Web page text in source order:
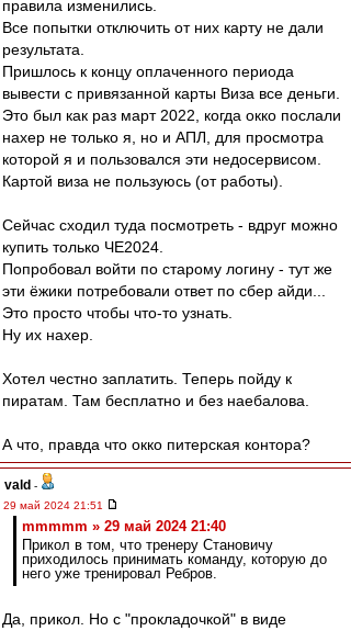
правила изменились.
Все попытки отключить от них карту не дали
результата.
Пришлось к концу оплаченного периода
вывести с привязанной карты Виза все деньги.
Это был как раз март 2022, когда окко послали
нахер не только я, но и АПЛ, для просмотра
которой я и пользовался эти недосервисом.
Картой виза не пользуюсь (от работы).
Сейчас сходил туда посмотреть - вдруг можно
купить только ЧЕ2024.
Попробовал войти по старому логину - тут же
эти ёжики потребовали ответ по сбер айди...
Это просто чтобы что-то узнать.
Ну их нахер.
Хотел честно заплатить. Теперь пойду к
пиратам. Там бесплатно и без наебалова.
А что, правда что окко питерская контора?
vald -
29 май 2024 21:51
mmmmm » 29 май 2024 21:40
Прикол в том, что тренеру Становичу
приходилось принимать команду, которую до
него уже тренировал Ребров.
Да, прикол. Но с "прокладочкой" в виде